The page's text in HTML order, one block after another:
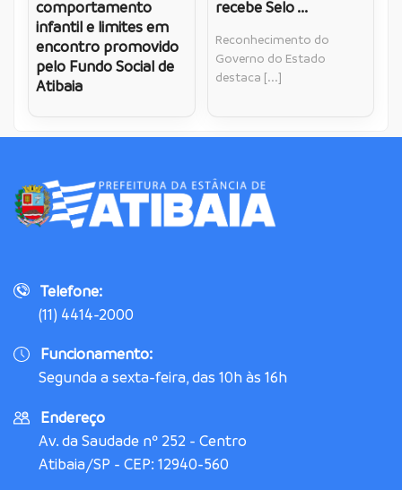
comportamento
infantil e limites em
encontro promovido
pelo Fundo Social de
Atibaia
recebe Selo ...
Reconhecimento do
Governo do Estado
destaca [...]
Telefone:
(11) 4414-2000
Funcionamento:
Segunda a sexta-feira, das 10h às 16h
Endereço
Av. da Saudade nº 252 - Centro
Atibaia/SP - CEP: 12940-560